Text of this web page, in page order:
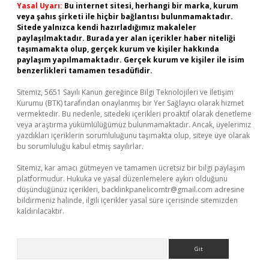
Yasal Uyarı: Bu internet sitesi, herhangi bir marka, kurum
veya şahıs şirketi ile hiçbir bağlantısı bulunmamaktadır.
Sitede yalnızca kendi hazırladığımız makaleler
paylaşılmaktadır. Burada yer alan içerikler haber niteliği
taşımamakta olup, gerçek kurum ve kişiler hakkında
paylaşım yapılmamaktadır. Gerçek kurum ve kişiler ile isim
benzerlikleri tamamen tesadüfidir.
Sitemiz, 5651 Sayılı Kanun gereğince Bilgi Teknolojileri ve İletişim
Kurumu (BTK) tarafından onaylanmış bir Yer Sağlayıcı olarak hizmet
vermektedir. Bu nedenle, sitedeki içerikleri proaktif olarak denetleme
veya araştırma yükümlülüğümüz bulunmamaktadır. Ancak, üyelerimiz
yazdıkları içeriklerin sorumluluğunu taşımakta olup, siteye üye olarak
bu sorumluluğu kabul etmiş sayılırlar.
Sitemiz, kar amacı gütmeyen ve tamamen ücretsiz bir bilgi paylaşım
platformudur. Hukuka ve yasal düzenlemelere aykırı olduğunu
düşündüğünüz içerikleri, backlinkpanelicomtr@gmail.com adresine
bildirmeniz halinde, ilgili içerikler yasal süre içerisinde sitemizden
kaldırılacaktır.